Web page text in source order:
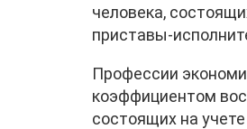
человека,
приставы-
Профессии
коэффициентом
состоящих на